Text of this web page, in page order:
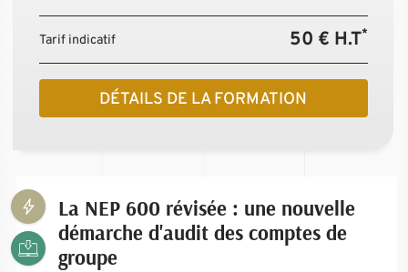
Tarif indicatif 50 € H.T*
DÉTAILS DE LA FORMATION
La NEP 600 révisée : une nouvelle
démarche d'audit des comptes de
groupe